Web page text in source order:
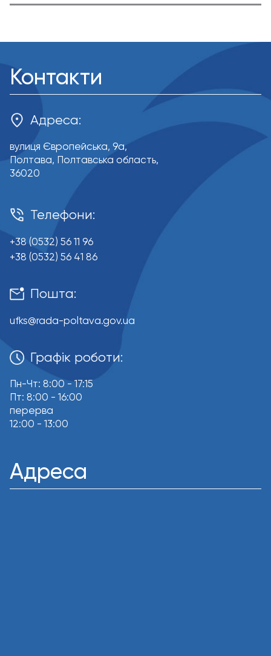
Контакти
Адреса:
вулиця Європейська, 9a,
Полтава, Полтавська область,
36020
Телефони:
+38 (0532) 56 11 96
+38 (0532) 56 41 86
Пошта:
ufks@rada-poltava.gov.ua
Графік роботи:
Пн-Чт: 8:00 - 17:15
Пт: 8:00 - 16:00
перерва
12:00 - 13:00
Адреса